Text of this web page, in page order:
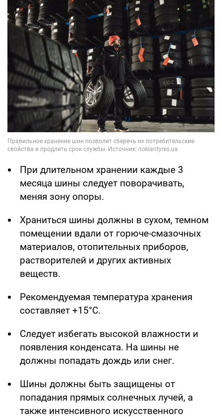
При длительном хранении каждые 3
месяца шины следует поворачивать,
меняя зону опоры.
Храниться шины должны в сухом, темном
помещении вдали от горюче-смазочных
материалов, отопительных приборов,
растворителей и других активных
веществ.
Рекомендуемая температура хранения
составляет +15°С.
Следует избегать высокой влажности и
появления конденсата. На шины не
должны попадать дождь или снег.
Шины должны быть защищены от
попадания прямых солнечных лучей, а
также интенсивного искусственного